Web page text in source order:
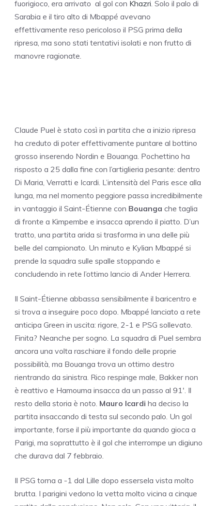
fuorigioco, era arrivato al gol con Khazri. Solo il palo di
Sarabia e il tiro alto di Mbappé avevano
effettivamente reso pericoloso il PSG prima della
ripresa, ma sono stati tentativi isolati e non frutto di
manovre ragionate.
Claude Puel è stato così in partita che a inizio ripresa
ha creduto di poter effettivamente puntare al bottino
grosso inserendo Nordin e Bouanga. Pochettino ha
risposto a 25 dalla fine con l’artiglieria pesante: dentro
Di Maria, Verratti e Icardi. L’intensità del Paris esce alla
lunga, ma nel momento peggiore passa incredibilmente
in vantaggio il Saint-Étienne con Bouanga che taglia
di fronte a Kimpembe e insacca aprendo il piatto. D’un
tratto, una partita arida si trasforma in una delle più
belle del campionato. Un minuto e Kylian Mbappé si
prende la squadra sulle spalle stoppando e
concludendo in rete l’ottimo lancio di Ander Herrera.
Il Saint-Étienne abbassa sensibilmente il baricentro e
si trova a inseguire poco dopo. Mbappé lanciato a rete
anticipa Green in uscita: rigore, 2-1 e PSG sollevato.
Finita? Neanche per sogno. La squadra di Puel sembra
ancora una volta raschiare il fondo delle proprie
possibilità, ma Bouanga trova un ottimo destro
rientrando da sinistra. Rico respinge male, Bakker non
è reattivo e Hamouma insacca da un passo al 91′. Il
resto della storia è noto. Mauro Icardi ha deciso la
partita insaccando di testa sul secondo palo. Un gol
importante, forse il più importante da quando gioca a
Parigi, ma soprattutto è il gol che interrompe un digiuno
che durava dal 7 febbraio.
Il PSG torna a -1 dal Lille dopo essersela vista molto
brutta. I parigini vedono la vetta molto vicina a cinque